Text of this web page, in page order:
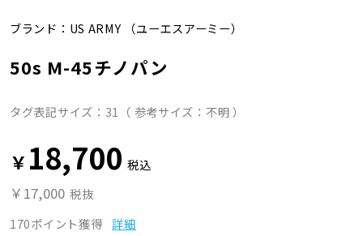
ブランド： US ARMY （ユーエスアーミー）
50s M-45チノパン
タグ表記サイズ：31（ 参考サイズ：不明 ）
￥ 18,700 税込
￥17,000 税抜
170ポイント獲得 詳細